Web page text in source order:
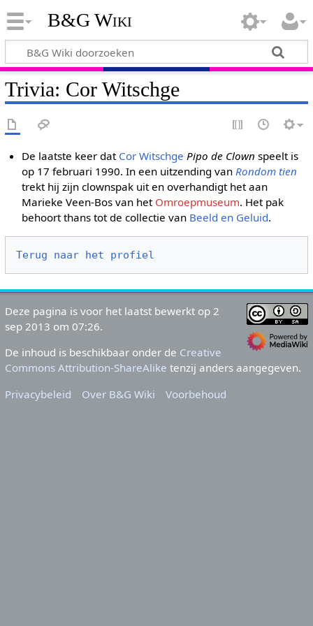
B&G Wiki
Trivia: Cor Witschge
De laatste keer dat Cor Witschge Pipo de Clown speelt is
op 17 februari 1990. In een uitzending vanRondom tien
trekt hij zijn clownspak uit en overhandigt het aan
Marieke Veen-Bos van het Omroepmuseum. Het pak
behoort thans tot de collectie van Beeld en Geluid.
Terug naar het profiel
Deze pagina is voor het laatst bewerkt op 2
sep 2013 om 07:26.
De inhoud is beschikbaar onder de Creative
Commons Attribution-ShareAlike tenzij anders aangegeven.
Privacybeleid
Over B&G Wiki Voorbehoud